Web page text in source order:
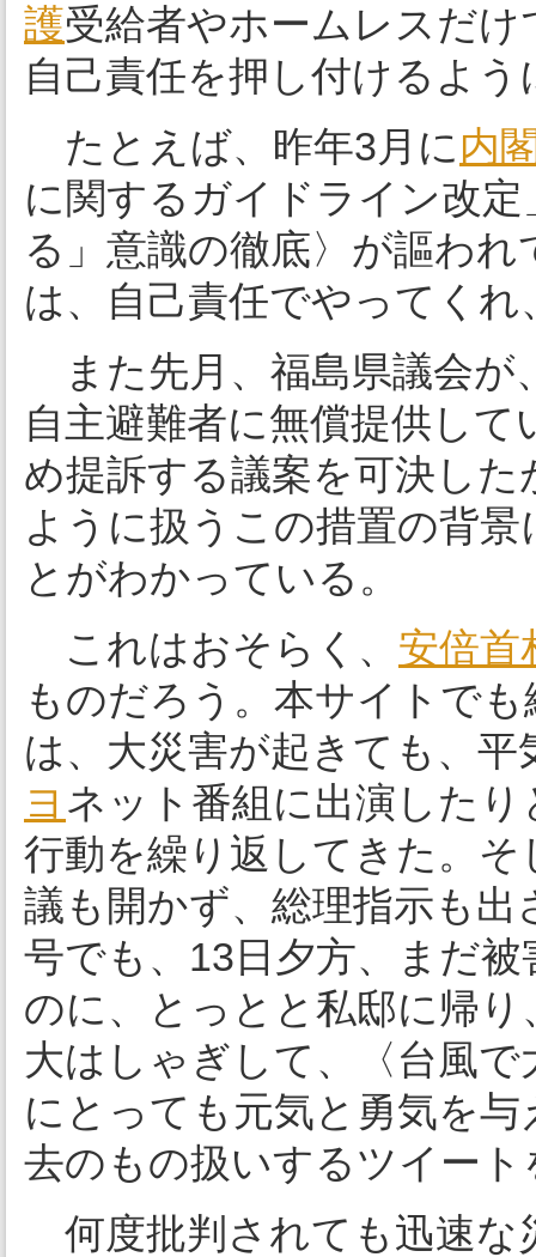
護受給者やホームレスだ
自己責任を押し付けるよ
たとえば、昨年3月に内
に関するガイドライン改
る」意識の徹底〉が謳わ
は、自己責任でやってく
また先月、福島県議会が
自主避難者に無償提供し
め提訴する議案を可決した
ように扱うこの措置の背景
とがわかっている。
これはおそらく、 安倍首
ものだろう。本サイトで
は、大災害が起きても、平
ヨ ネット番組に出演した
行動を繰り返してきた。
議も開かず、総理指示も
号でも、13日夕方、まだ
のに、とっとと私邸に帰り
大はしゃぎして、〈台風
にとっても元気と勇気を
去のもの扱いするツイート
何度批判されても迅速な